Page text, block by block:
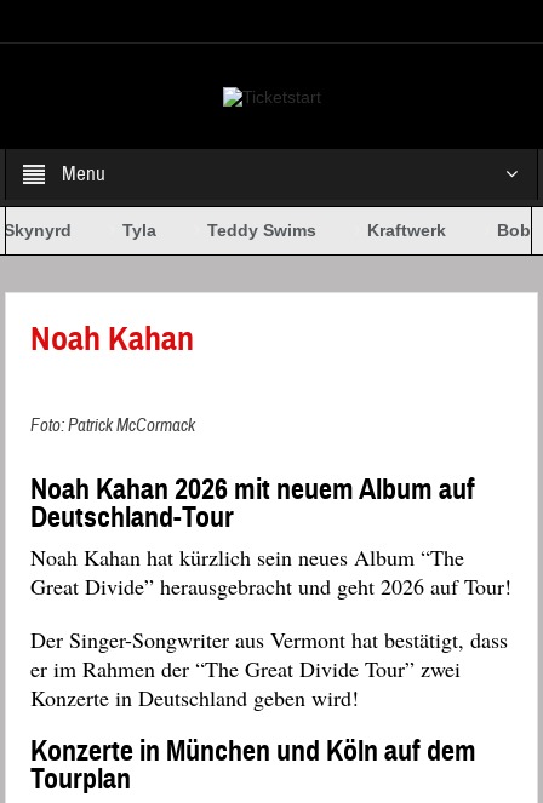
Menu
Tyla Teddy Swims Kraftwerk Bob
Noah Kahan
Foto: Patrick McCormack
Noah Kahan 2026 mit neuem Album auf
Deutschland-Tour
Noah Kahan hat kürzlich sein neues Album “The
Great Divide” herausgebracht und geht 2026 auf Tour!
Der Singer-Songwriter aus Vermont hat bestätigt, dass
er im Rahmen der “The Great Divide Tour” zwei
Konzerte in Deutschland geben wird!
Konzerte in München und Köln auf dem
Tourplan